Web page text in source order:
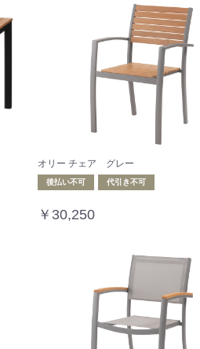
オリー チェア グレー
後払い不可 代引き不可
￥30,250